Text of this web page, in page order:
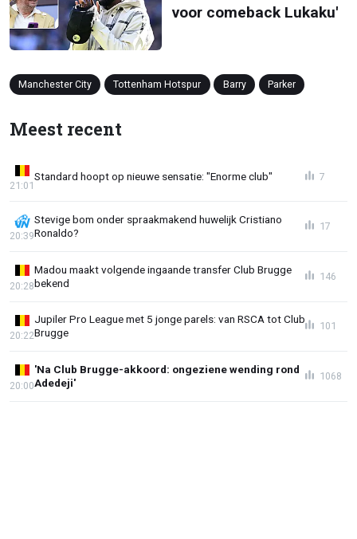
voor comeback Lukaku'
Manchester City Tottenham Hotspur Barry Parker
Meest recent
Standard hoopt op nieuwe sensatie: "Enorme club"
21:01
7
Stevige bom onder spraakmakend huwelijk Cristiano
Ronaldo?
20:39
17
Madou maakt volgende ingaande transfer Club Brugge
bekend
20:28
146
Jupiler Pro League met 5 jonge parels: van RSCA tot Club
Brugge
20:22
101
'Na Club Brugge-akkoord: ongeziene wending rond
Adedeji'
20:00
1068